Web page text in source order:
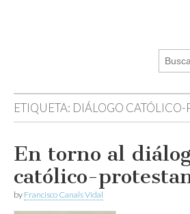
Buscar:
ETIQUETA: DIÁLOGO CATÓLICO-
En torno al
católico-
by Francisco Canals Vidal